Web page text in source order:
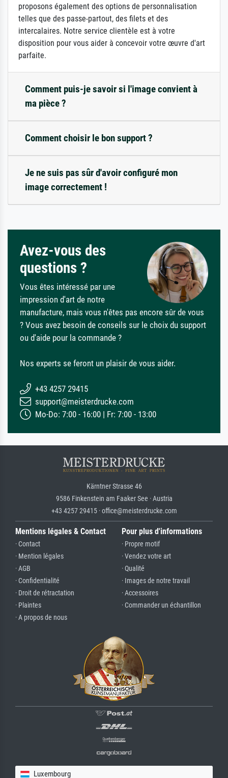
proposons également des options de personnalisation
telles que des passe-partout, des filets et des
intercalaires. Notre service clientèle est à votre
disposition pour vous aider à concevoir votre œuvre d'art
parfaite.
Comment puis-je savoir si l'image convient à
ma pièce ?
Comment choisir le bon support ?
Je ne suis pas sûr d'avoir configuré mon
image correctement !
Avez-vous des
questions ?
Vous êtes intéressé par une
impression d'art de notre
manufacture, mais vous n'êtes pas encore sûr de vous
? Vous avez besoin de conseils sur le choix du support
ou d'aide pour la commande ?
Nos experts se feront un plaisir de vous aider.
+43 4257 29415
support@meisterdrucke.com
Mo-Do: 7:00 - 16:00 | Fr: 7:00 - 13:00
Kärntner Strasse 46
9586 Finkenstein am Faaker See · Austria
+43 4257 29415 · office@meisterdrucke.com
Mentions légales & Contact
· Contact
· Mention légales
· AGB
· Confidentialité
· Droit de rétractation
· Plaintes
· A propos de nous
Pour plus d'informations
· Propre motif
· Vendez votre art
· Qualité
· Images de notre travail
· Accessoires
· Commander un échantillon
Luxembourg